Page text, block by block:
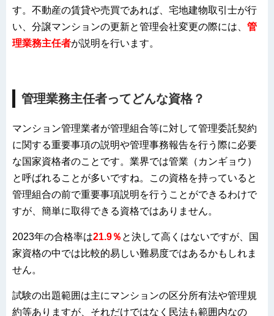
す。不動産の賃貸や売買であれば、宅地建物取引士が行
い、分譲マンションの更新と管理会社変更の際には、 管
理業務主任者が説明を行います。
管理業務主任者ってどんな資格？
マンション管理業者が管理組合等に対して管理委託契約
に関する重要事項の説明や管理事務報告を行う際に必要
な国家資格者のことです。業界では管業（カンギョウ）
と呼ばれることが多いですね。この資格を持っていると
管理組合の前で重要事項説明を行うことができるわけで
すが、簡単に取得できる資格ではありません。
2023年の合格率は21.9％ と決して高くはないですが、国
家資格の中では比較的易しい難易度ではあるかもしれま
せん。
試験の出題範囲は主にマンションの区分所有法や管理規
約等ありますが、それだけではなく民法も範囲内なの